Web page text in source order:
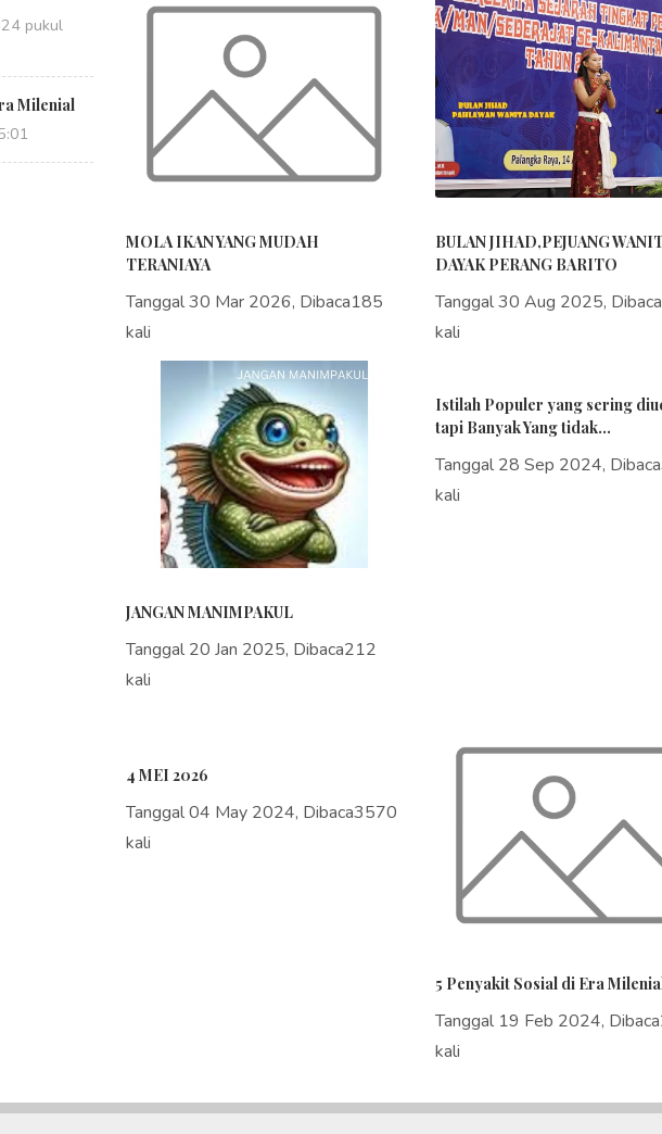
pukul
Milenial
MOLA IKAN YANG MUDAH
TERANIAYA
Tanggal 30 Mar 2026, Dibaca185
kali
BULAN JIHAD,PEJUANG
DAYAK PERANG BARITO
Tanggal 30 Aug 2025,
kali
JANGAN MANIMPAKUL
Tanggal 20 Jan 2025, Dibaca212
kali
Istilah Populer yang sering
tapi Banyak Yang tidak...
Tanggal 28 Sep 2024,
kali
4 MEI 2026
Tanggal 04 May 2024, Dibaca3570
kali
5 Penyakit Sosial di Era
Tanggal 19 Feb 2024,
kali